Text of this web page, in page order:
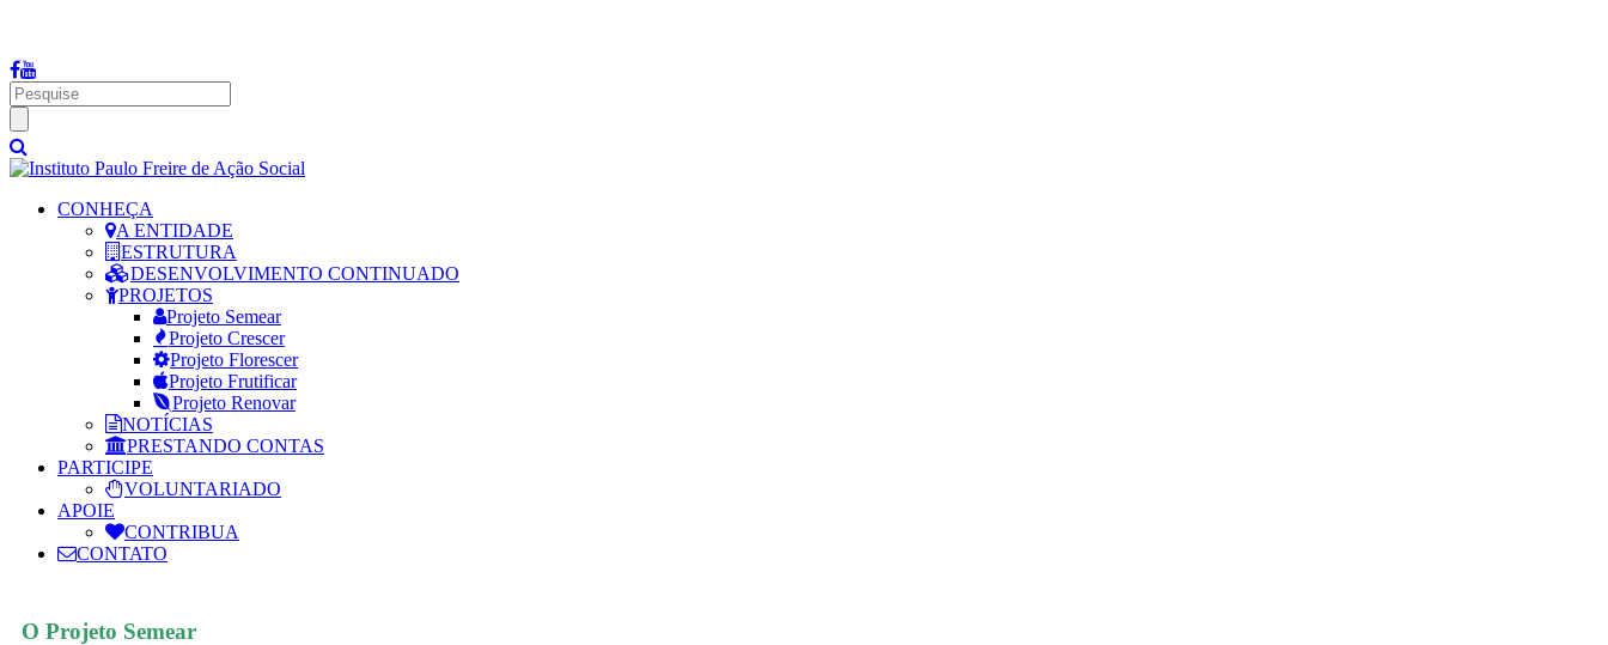
CONHEÇA
A ENTIDADE
ESTRUTURA
DESENVOLVIMENTO CONTINUADO
PROJETOS
Projeto Semear
Projeto Crescer
Projeto Florescer
Projeto Frutificar
Projeto Renovar
NOTÍCIAS
PRESTANDO CONTAS
PARTICIPE
VOLUNTARIADO
APOIE
CONTRIBUA
CONTATO
O Projeto Semear